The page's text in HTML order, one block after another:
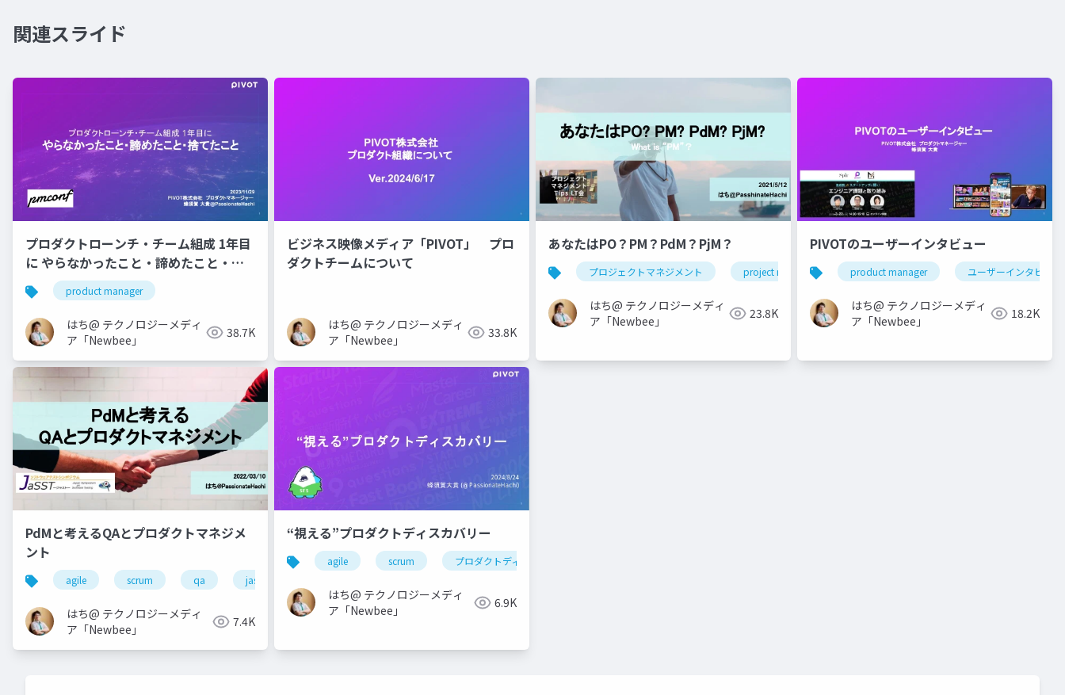
関連スライド
プロダクトローンチ・チーム組成 1年目
に やらなかったこと・諦めたこと・捨
てたことproduct manager
はち@ テクノロジーメディ
ア「Newbee」
38.7K
ビジネス映像メディア「PIVOT」 プロ
ダクトチームについて
はち@ テクノロジーメディ
ア「Newbee」
33.8K
あなたはPO？PM？PdM？PjM？
プロジェクトマネジメント project management プロダクトマネジメント product
はち@ テクノロジーメディ
ア「Newbee」
23.8K
PIVOTのユーザーインタビュー
product manager ユーザーインタビュー
はち@ テクノロジーメディ
ア「Newbee」
18.2K
PdMと考えるQAとプロダクトマネジメ
ント
agile scrum qa jasst tokyo
はち@ テクノロジーメディ
ア「Newbee」
7.4K
“視える”プロダクトディスカバリー
agile scrum プロダクトディスカバリー
はち@ テクノロジーメディ
ア「Newbee」
6.9K